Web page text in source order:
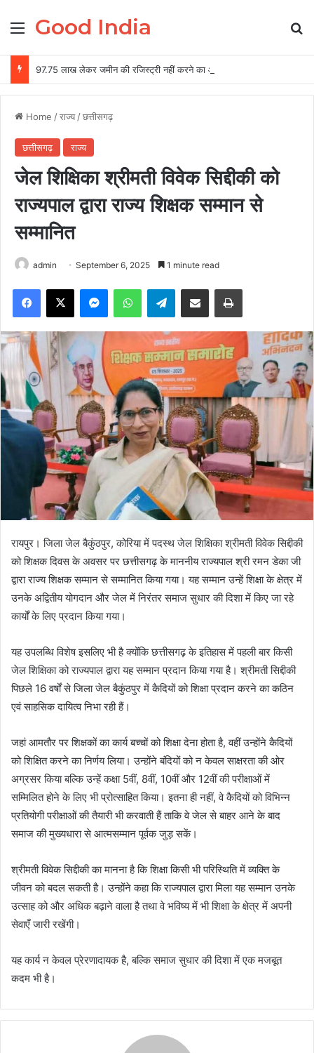
Menu
Good India
Home /राज्य /छत्तीसगढ़
छत्तीसगढ़ राज्य
जेल शिक्षिका श्रीमती विवेक सिद्दीकी को
राज्यपाल द्वारा राज्य शिक्षक सम्मान से
सम्मानित
admin September 6, 2025 1 minute read
Facebook
X MessengerWhatsAppTelegramShare via Email Print
रायपुर। जिला जेल बैकुंठपुर, कोरिया में पदस्थ जेल शिक्षिका श्रीमती विवेक सिद्दीकी
को शिक्षक दिवस के अवसर पर छत्तीसगढ़ के माननीय राज्यपाल श्री रमन डेका जी
द्वारा राज्य शिक्षक सम्मान से सम्मानित किया गया। यह सम्मान उन्हें शिक्षा के क्षेत्र में
उनके अद्वितीय योगदान और जेल में निरंतर समाज सुधार की दिशा में किए जा रहे
कार्यों के लिए प्रदान किया गया।
यह उपलब्धि विशेष इसलिए भी है क्योंकि छत्तीसगढ़ के इतिहास में पहली बार किसी
जेल शिक्षिका को राज्यपाल द्वारा यह सम्मान प्रदान किया गया है। श्रीमती सिद्दीकी
पिछले 16 वर्षों से जिला जेल बैकुंठपुर में कैदियों को शिक्षा प्रदान करने का कठिन
एवं साहसिक दायित्व निभा रही हैं।
जहां आमतौर पर शिक्षकों का कार्य बच्चों को शिक्षा देना होता है, वहीं उन्होंने कैदियों
को शिक्षित करने का निर्णय लिया। उन्होंने बंदियों को न केवल साक्षरता की ओर
अग्रसर किया बल्कि उन्हें कक्षा 5वीं, 8वीं, 10वीं और 12वीं की परीक्षाओं में
सम्मिलित होने के लिए भी प्रोत्साहित किया। इतना ही नहीं, वे कैदियों को विभिन्न
प्रतियोगी परीक्षाओं की तैयारी भी करवाती हैं ताकि वे जेल से बाहर आने के बाद
समाज की मुख्यधारा से आत्मसम्मान पूर्वक जुड़ सकें।
श्रीमती विवेक सिद्दीकी का मानना है कि शिक्षा किसी भी परिस्थिति में व्यक्ति के
जीवन को बदल सकती है। उन्होंने कहा कि राज्यपाल द्वारा मिला यह सम्मान उनके
उत्साह को और अधिक बढ़ाने वाला है तथा वे भविष्य में भी शिक्षा के क्षेत्र में अपनी
सेवाएँ जारी रखेंगी।
यह कार्य न केवल प्रेरणादायक है, बल्कि समाज सुधार की दिशा में एक मजबूत
कदम भी है।